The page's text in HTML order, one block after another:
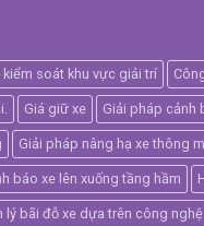
kiểm soát khu vực giải trí
Giá giữ xe Giải pháp cảnh
Giải pháp nâng hạ xe thông
báo xe lên xuống tầng hầm
lý bãi đỗ xe dựa trên công nghệ